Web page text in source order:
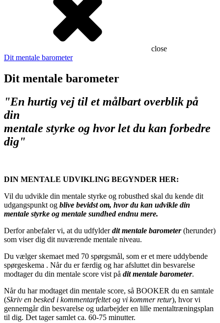
close
Dit mentale barometer
Dit mentale barometer
"En hurtig vej til et målbart overblik på
din
mentale styrke og hvor let du kan forbedre
dig"
DIN MENTALE UDVIKLING BEGYNDER HER:
Vil du udvikle din mentale styrke og robusthed skal du kende dit
udgangspunkt og blive bevidst om, hvor du kan udvikle din
mentale styrke og mentale sundhed endnu mere.
Derfor anbefaler vi, at du udfylderdit mentale barometer(herunder)
som viser dig dit nuværende mentale niveau.
Du vælger skemaet med 70 spørgsmål, som er et mere uddybende
spørgeskema . Når du er færdig og har afsluttet din besvarelse
modtager du din mentale score vist på dit mentale barometer.
Når du har modtaget din mentale score, så BOOKER du en samtale
(Skriv en besked i kommentarfeltet og vi kommer retur), hvor vi
gennemgår din besvarelse og udarbejder en lille mentaltræningsplan
til dig. Det tager samlet ca. 60-75 minutter.